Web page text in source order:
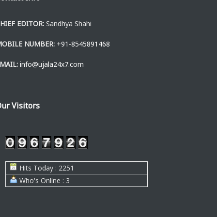
EDITOR: Sandhya Shahi
NUMBER: +91-8545891468
info@ujala24x7.com
Visitors
Hits Today : 2251
Who's Online : 3